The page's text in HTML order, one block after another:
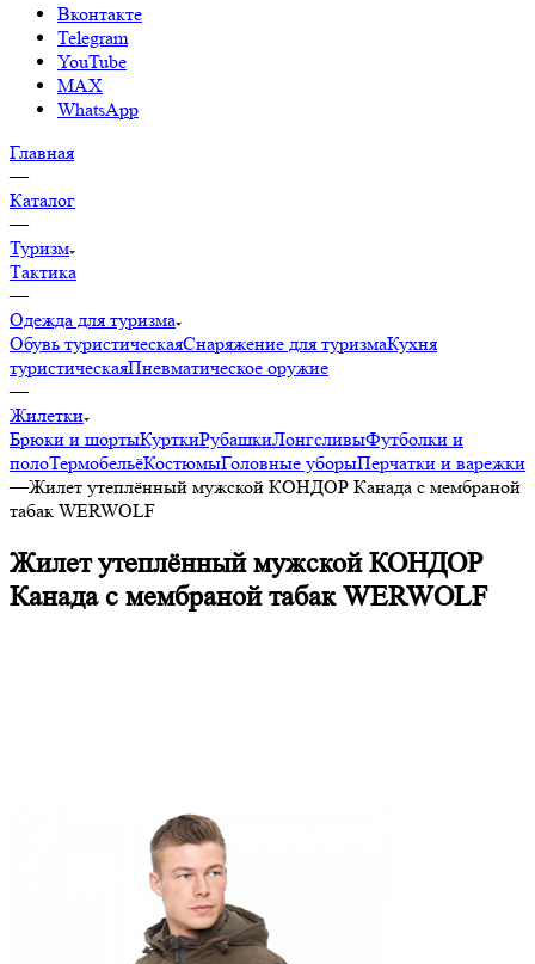
Вконтакте
Telegram
YouTube
MAX
WhatsApp
Главная
—
Каталог
—
Туризм
Тактика
—
Одежда для туризма
Обувь туристическаяСнаряжение для туризмаКухня
туристическаяПневматическое оружие
—
Жилетки
Брюки и шортыКурткиРубашкиЛонгсливыФутболки и
полоТермобельёКостюмыГоловные уборыПерчатки и варежки
—Жилет утеплённый мужской КОНДОР Канада с мембраной
табак WERWOLF
Жилет утеплённый мужской КОНДОР
Канада с мембраной табак WERWOLF